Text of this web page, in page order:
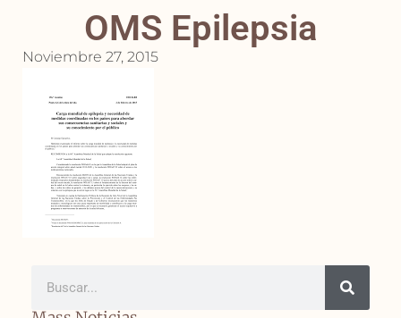
OMS Epilepsia
Noviembre 27, 2015